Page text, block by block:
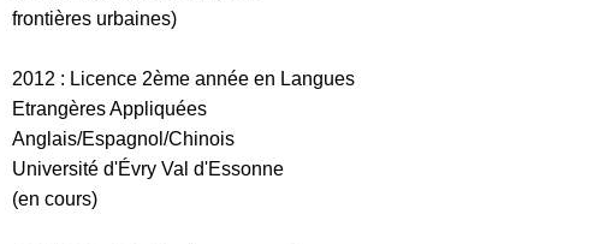
frontières urbaines)
2012 : Licence 2ème année en Langues
Etrangères Appliquées
Anglais/Espagnol/Chinois
Université d'Évry Val d'Essonne
(en cours)